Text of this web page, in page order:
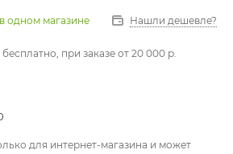
одном магазине Нашли дешевле?
при заказе от 20 000 р.
для интернет-магазина и может